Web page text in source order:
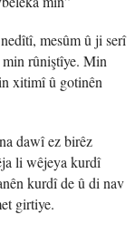
mesûm û ji serî
rûniştîye. Min
xitimî û gotinên
dawî ez birêz
li wêjeya kurdî
kurdî de û di nav
girtiye.